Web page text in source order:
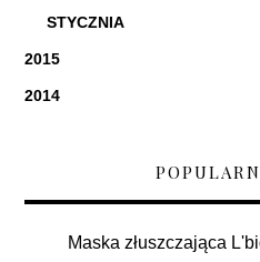
STYCZNIA
2015
2014
Maska złuszczająca